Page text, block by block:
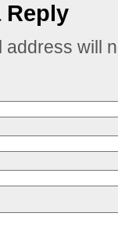
Reply
address will